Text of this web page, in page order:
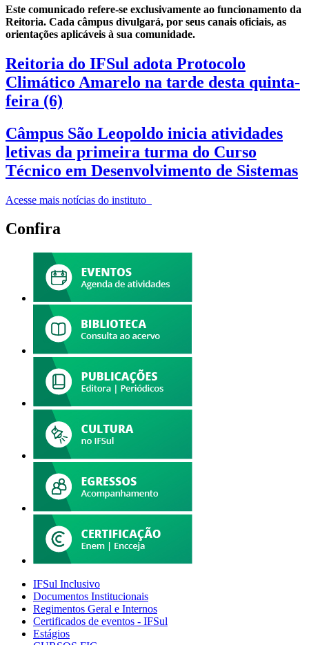
Este comunicado refere-se exclusivamente ao funcionamento da
Reitoria. Cada câmpus divulgará, por seus canais oficiais, as
orientações aplicáveis à sua comunidade.
Reitoria do IFSul adota Protocolo
Climático Amarelo na tarde desta quinta-
feira (6)
Câmpus São Leopoldo inicia atividades
letivas da primeira turma do Curso
Técnico em Desenvolvimento de Sistemas
Acesse mais notícias do instituto
Confira
IFSul Inclusivo
Documentos Institucionais
Regimentos Geral e Internos
Certificados de eventos - IFSul
Estágios